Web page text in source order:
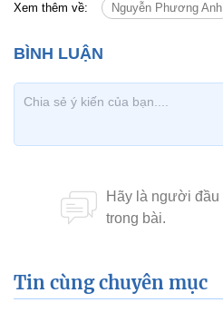
Xem thêm về: Nguyễn Phương Anh
Tin cùng chuyên mục